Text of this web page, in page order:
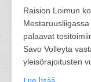
Raision Loimun
palaavat
Savo Volleyta
yleisörajoitusten